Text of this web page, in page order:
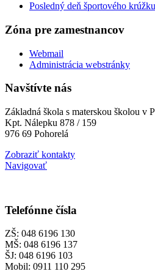
Posledný deň športového
Zóna pre zamestnancov
Webmail
Administrácia webstránky
Navštívte nás
Základná škola s materskou školou v
Kpt. Nálepku 878 / 159
976 69 Pohorelá
Zobraziť kontakty
Navigovať
Telefónne čísla
ZŠ: 048 6196 130
MŠ: 048 6196 137
ŠJ: 048 6196 103
Mobil: 0911 110 295